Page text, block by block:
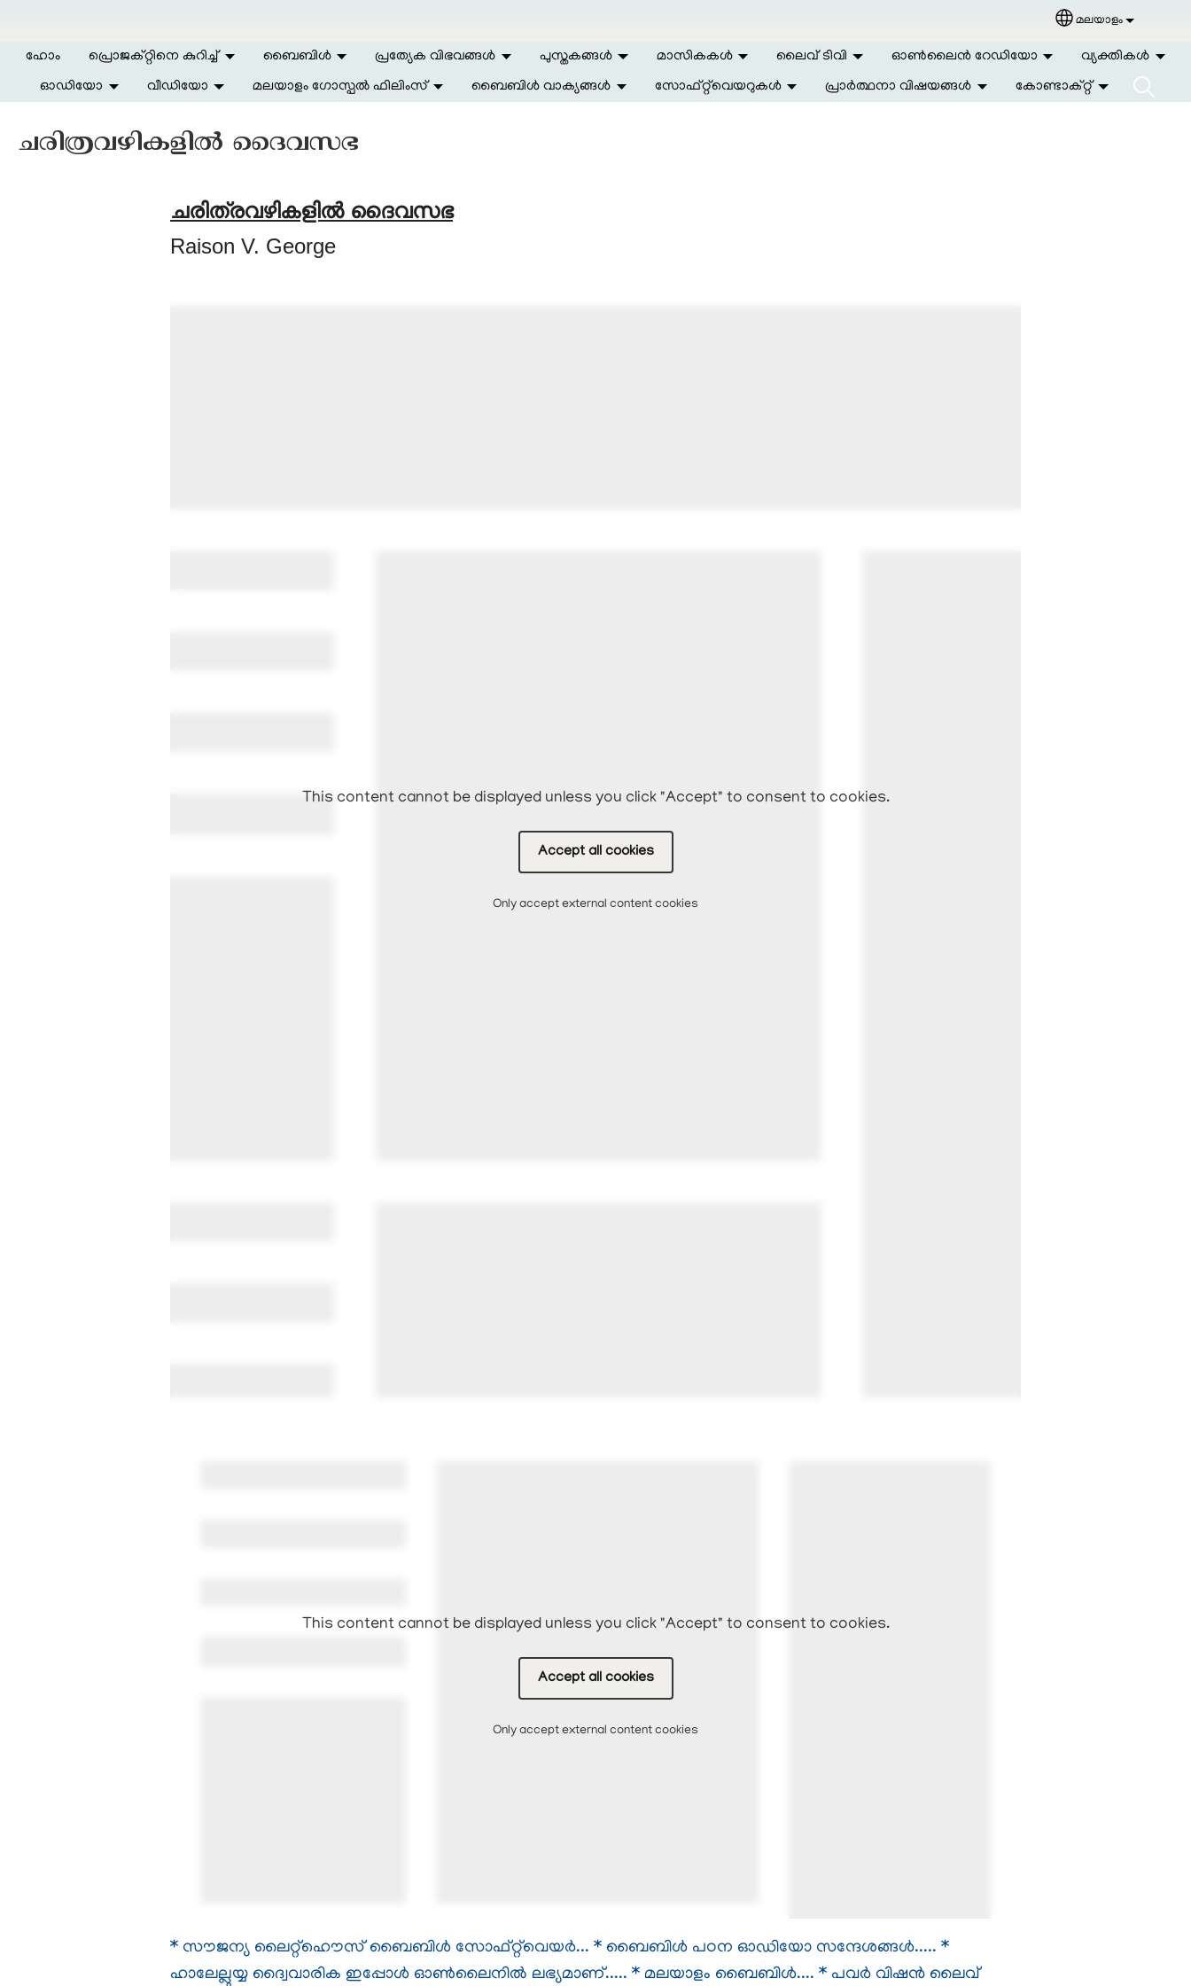
Select your
മലയാളം
ഹോം പ്രൊജക്റ്റിനെ കുറിച്ച് ബൈബിള്‍ പ്രത്യേക വിഭവങ്ങള്‍ പുസ്തകങ്ങള്‍ മാസികകള്‍ ലൈവ് ടിവി ഓണ്‍ലൈന്‍ റേഡിയോ
വ്യക്തികള്‍
ഓഡിയോ
വീഡിയോ മലയാളം ഗോസ്പൽ ഫിലിംസ് ബൈബിള്‍ വാക്യങ്ങള്‍ സോഫ്റ്റ്‌വെയറുകള്‍ പ്രാര്‍ത്ഥനാ വിഷയങ്ങള്‍ കോണ്ടാക്റ്റ്
ചരിത്രവഴികളിൽ ദൈവസഭ
ചരിത്രവഴികളിൽ ദൈവസഭ
Raison V. George
This content cannot be displayed unless you click "Accept" to consent to cookies.
Accept all cookies
Only accept external content cookies
This content cannot be displayed unless you click "Accept" to consent to cookies.
Accept all cookies
Only accept external content cookies
* സൗജന്യ ലൈറ്റ്ഹൌസ് ബൈബിള്‍ സോഫ്റ്റ്‌വെയര്‍... * ബൈബിള്‍ പഠന ഓഡിയോ സന്ദേശങ്ങള്‍..... *
ഹാലേല്ലുയ്യ ദ്വൈവാരിക ഇപ്പോള്‍ ഓണ്‍ലൈനില്‍ ലഭ്യമാണ്..... * മലയാളം ബൈബിള്‍.... * പവര്‍ വിഷന്‍ ലൈവ്